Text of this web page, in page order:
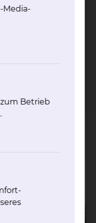
Inhalt
wird der
Sie in den
Medien'
Media-
Betrieb